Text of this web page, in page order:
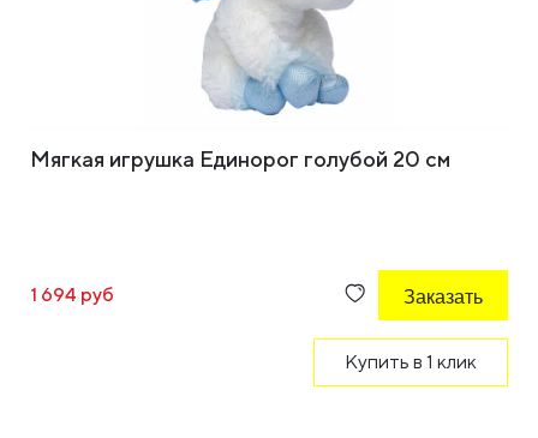
Мягкая игрушка Единорог голубой 20 см
1 694 руб Заказать
Купить в 1 клик